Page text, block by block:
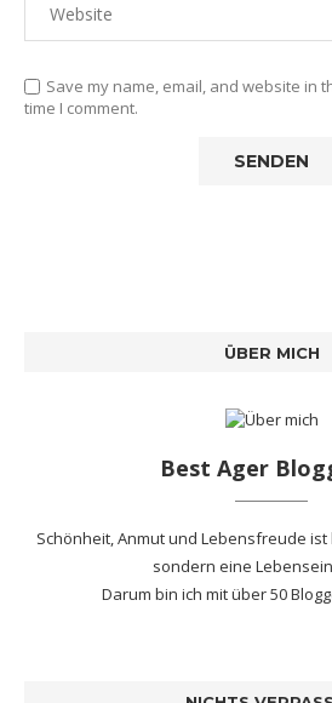
Save my name, email, and website in
time I comment.
ÜBER MICH
Best Ager
Schönheit, Anmut und Lebensfreude ist
sondern eine
Darum bin ich mitüber 50